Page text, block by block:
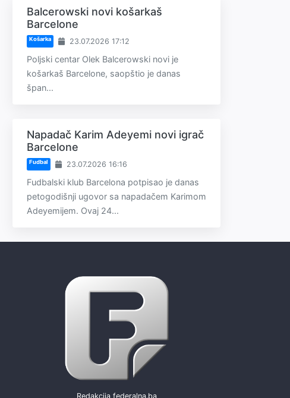
Balcerowski novi košarkaš
Barcelone
Košarka 23.07.2026 17:12
Poljski centar Olek Balcerowski novi je
košarkaš Barcelone, saopštio je danas
špan...
Napadač Karim Adeyemi novi igrač
Barcelone
Fudbal 23.07.2026 16:16
Fudbalski klub Barcelona potpisao je danas
petogodišnji ugovor sa napadačem Karimom
Adeyemijem. Ovaj 24...
Redakcija federalna.ba